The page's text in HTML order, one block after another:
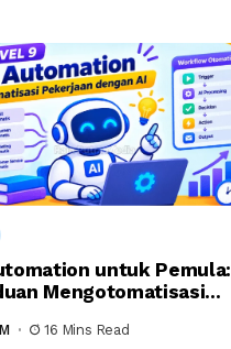
untuk Pemula:
Mengotomatisasi
16 Mins Read